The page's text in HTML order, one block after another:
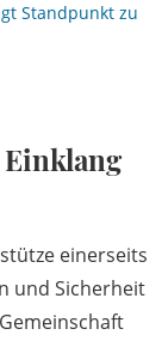
Standpunkt zu
einerseits
und Sicherheit